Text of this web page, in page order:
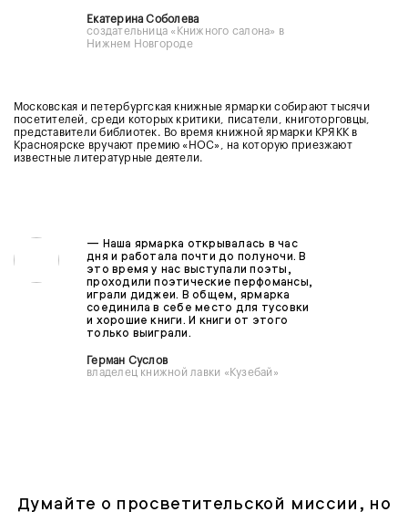
Екатерина Соболева
создательница «Книжного салона» в
Нижнем Новгороде
Московская и петербургская книжные ярмарки собирают тысячи
посетителей, среди которых критики, писатели, книготорговцы,
представители библиотек. Во время книжной ярмарки КРЯКК в
Красноярске вручают премию «НОС», на которую приезжают
известные литературные деятели.
— Наша ярмарка открывалась в час
дня и работала почти до полуночи. В
это время у нас выступали поэты,
проходили поэтические перфомансы,
играли диджеи. В общем, ярмарка
соединила в себе место для тусовки
и хорошие книги. И книги от этого
только выиграли.
Герман Суслов
владелец книжной лавки «Кузебай»
Думайте о просветительской миссии, но